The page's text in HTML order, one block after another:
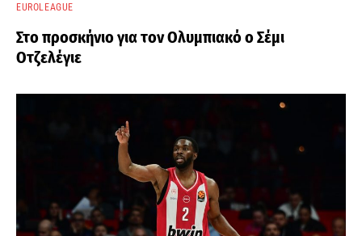
EUROLEAGUE
Στο προσκήνιο για τον Ολυμπιακό ο Σέμι
Οτζελέγιε